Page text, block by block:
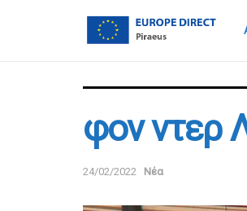
φον ντερ
24/02/2022 Νέα